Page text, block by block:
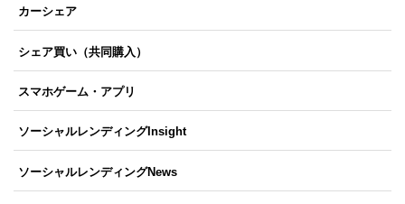
カーシェア
シェア買い（共同購入）
スマホゲーム・アプリ
ソーシャルレンディングInsight
ソーシャルレンディングNews